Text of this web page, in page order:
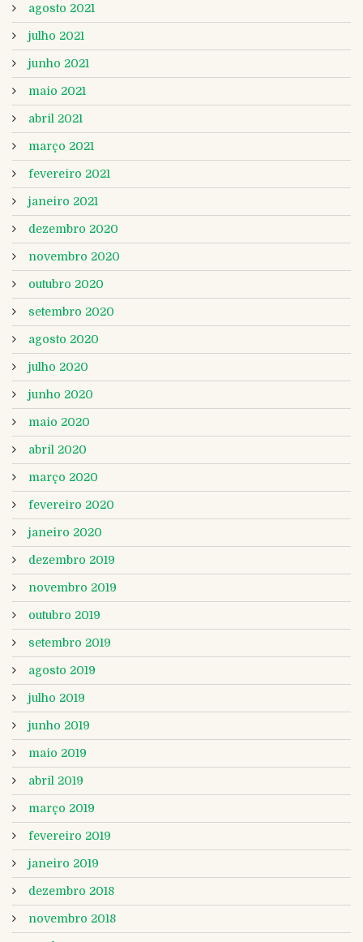
agosto 2021
julho 2021
junho 2021
maio 2021
abril 2021
março 2021
fevereiro 2021
janeiro 2021
dezembro 2020
novembro 2020
outubro 2020
setembro 2020
agosto 2020
julho 2020
junho 2020
maio 2020
abril 2020
março 2020
fevereiro 2020
janeiro 2020
dezembro 2019
novembro 2019
outubro 2019
setembro 2019
agosto 2019
julho 2019
junho 2019
maio 2019
abril 2019
março 2019
fevereiro 2019
janeiro 2019
dezembro 2018
novembro 2018